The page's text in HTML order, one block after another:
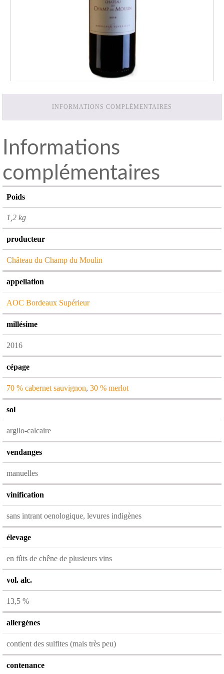
INFORMATIONS COMPLÉMENTAIRES
Informations
complémentaires
Poids
1,2 kg
producteur
Château du Champ du Moulin
appellation
AOC Bordeaux Supérieur
millésime
2016
cépage
70 % cabernet sauvignon, 30 % merlot
sol
argilo-calcaire
vendanges
manuelles
vinification
sans intrant oenologique, levures indigènes
élevage
en fûts de chêne de plusieurs vins
vol. alc.
13,5 %
allergènes
contient des sulfites (mais très peu)
contenance